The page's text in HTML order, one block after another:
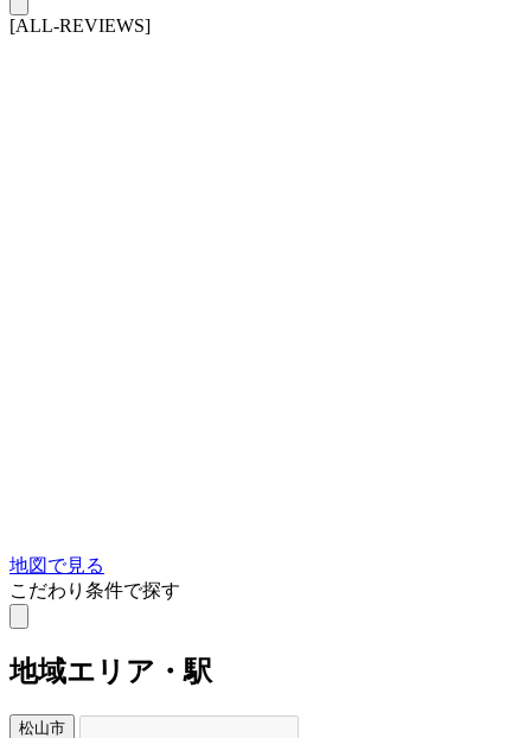
[ALL-REVIEWS]
地図で見る
こだわり条件で探す
地域エリア・駅
松山市